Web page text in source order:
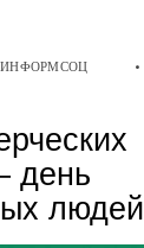
ИНФОРМСОЦ •
день
людей